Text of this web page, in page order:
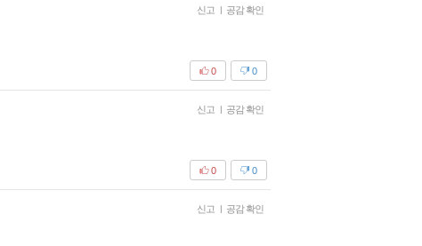
신고 | 공감 확인
0
0
신고 | 공감 확인
0
0
신고 | 공감 확인